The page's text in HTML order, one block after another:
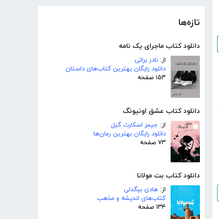
تازه‌ها
دانلود کتاب ماجرای یک نامه
از: نادر براتی
دانلود رایگان بهترین کتاب‌های داستان
۱۵۳ صفحه
دانلود کتاب عشق اونیونگ
از: جیمز اسکارث گیل
دانلود رایگان بهترین رمان‌ها
۷۳ صفحه
دانلود کتاب بت مولانا
از: هادی بیگدلی
کتاب‌های اندیشه و مذهب
۱۳۴ صفحه